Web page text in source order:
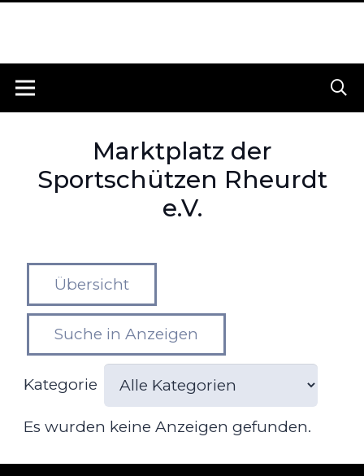
Marktplatz der
Sportschützen Rheurdt
e.V.
Übersicht
Suche in Anzeigen
Kategorie
Es wurden keine Anzeigen gefunden.